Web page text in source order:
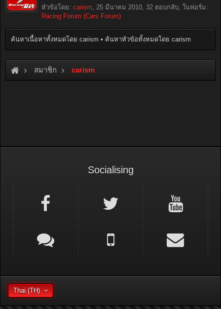
หัวข้อโดย: carism, 25 มีนาคม 2010, 32 ตอบกลับ, ในฟอรั่ม:
Racing Forum (Cars Forum)
ค้นหาเนื้อหาทั้งหมดโดย carism ค้นหาหัวข้อทั้งหมดโดย carism
สมาชิก carism
Socialising
Thai (TH)